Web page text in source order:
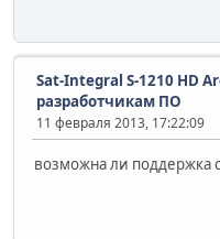
Sat-Integral S-1210 HD
разработчикам ПО
11 февраля 2013, 17:22:09
возможна ли поддержка